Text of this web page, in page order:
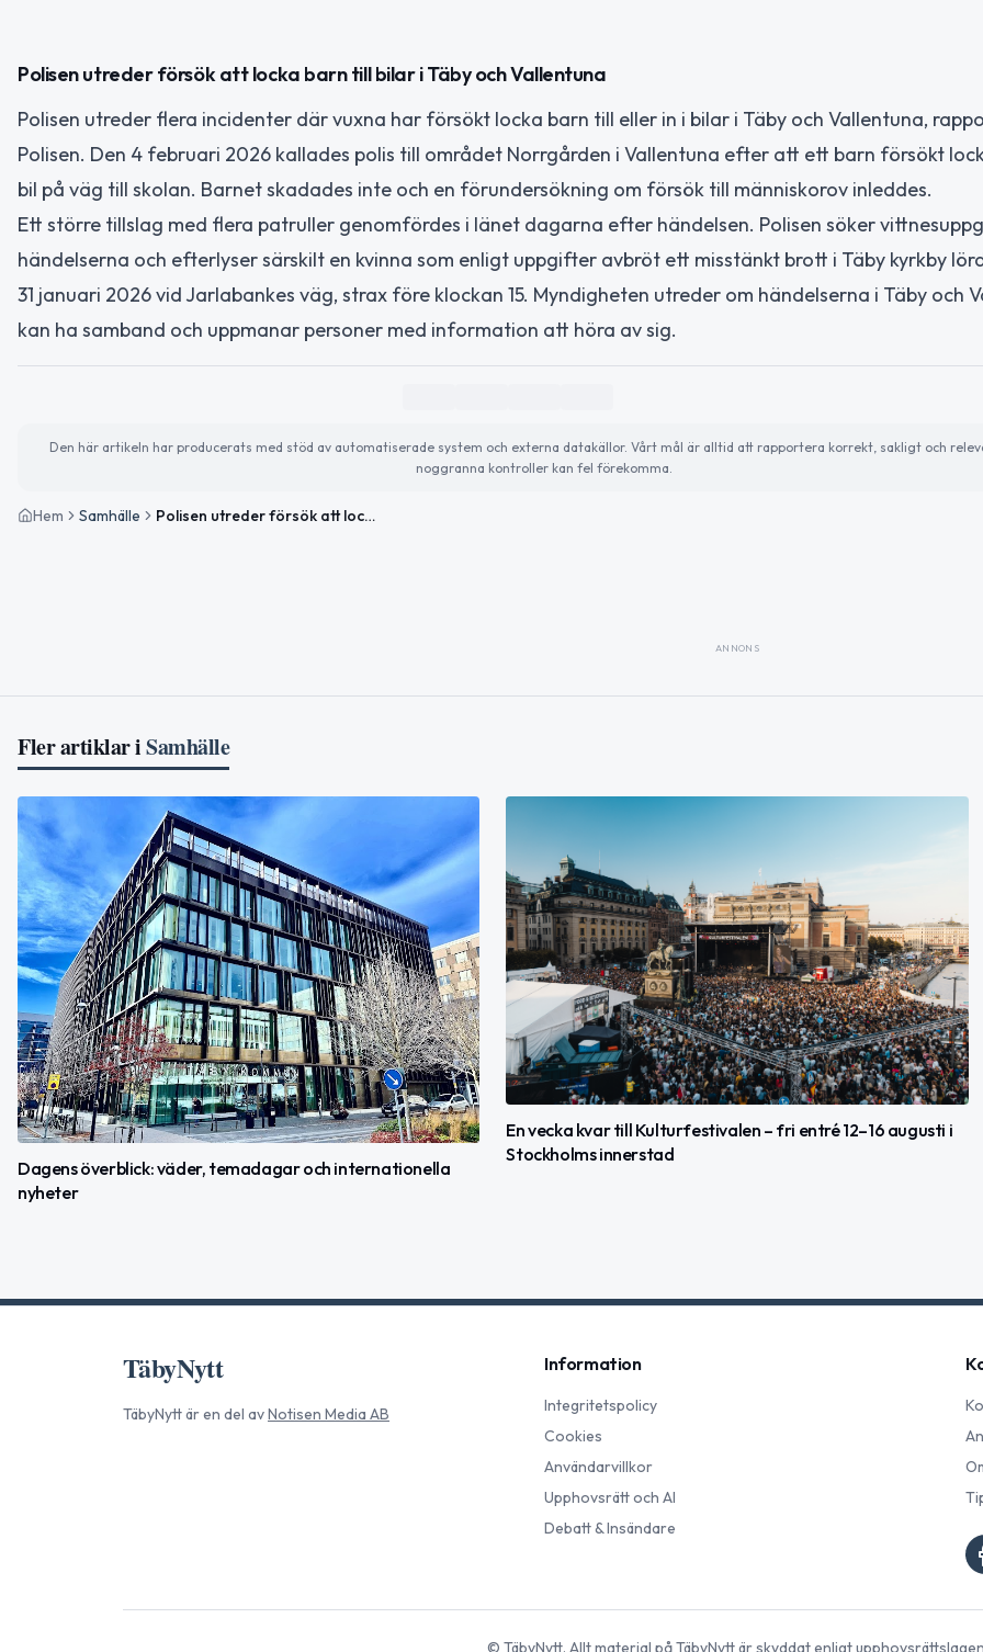
Polisen utreder försök att locka barn till bilar i Täby och Vallentuna
Polisen utreder flera incidenter där vuxna har försökt locka barn till eller in i bilar i Täby och Vallentuna,
Polisen. Den 4 februari 2026 kallades polis till området Norrgården i Vallentuna efter att ett barn försökt
bil på väg till skolan. Barnet skadades inte och en förundersökning om försök till människorov inleddes.
Ett större tillslag med flera patruller genomfördes i länet dagarna efter händelsen. Polisen söker
händelserna och efterlyser särskilt en kvinna som enligt uppgifter avbröt ett misstänkt brott i Täby kyrkby
31 januari 2026 vid Jarlabankes väg, strax före klockan 15. Myndigheten utreder om händelserna i Täby och
kan ha samband och uppmanar personer med information att höra av sig.
Den här artikeln har producerats med stöd av automatiserade system och externa datakällor. Vårt mål är alltid att rapportera korrekt, sakligt och
noggranna kontroller kan fel förekomma.
Hem Samhälle Polisen utreder försök att locka barn till bilar i Täby och Vallentuna
ANNONS
Fler artiklar iSamhälle
Dagens överblick: väder, temadagar och internationella
nyheter
En vecka kvar till Kulturfestivalen – fri entré 12–16 augusti i
Stockholms innerstad
TäbyNytt
TäbyNyttär en del avNotisen Media AB
Information
Integritetspolicy
Cookies
Användarvillkor
Upphovsrätt och AI
Debatt & Insändare
© TäbyNytt. Allt material påTäbyNyttär skyddat enligt